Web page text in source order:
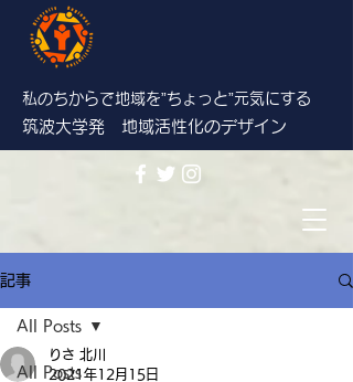
私のちからで地域を”ちょっと”元気にする
筑波大学発 地域活性化のデザイン
記事
All Posts
All Posts
りさ 北川
2021年12月15日